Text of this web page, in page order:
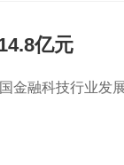
亿元
金融科技行业发